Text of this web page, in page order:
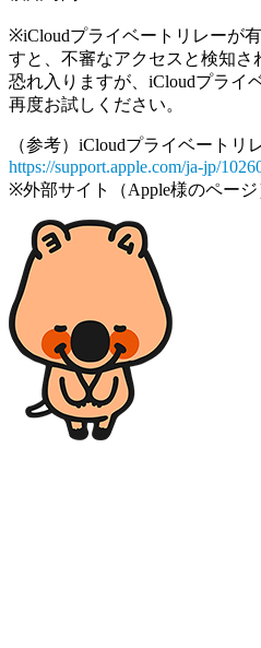
※iCloudプライベートリレーが
すと、不審なアクセスと検知さ
恐れ入りますが、iCloudプライ
再度お試しください。
（参考）iCloudプライベートリ
https://support.apple.com/ja-jp/
※外部サイト（Apple様のペー